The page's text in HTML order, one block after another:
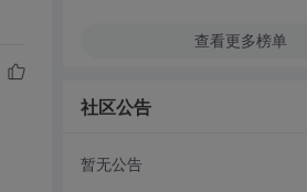
查看更多榜单
社区公告
暂无公告